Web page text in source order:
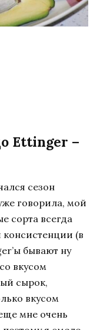
Ettinger –
сезон
говорила, мой
сорта всегда
консистенции (в
бывают ну
вкусом
сырок,
вкусом
мне очень